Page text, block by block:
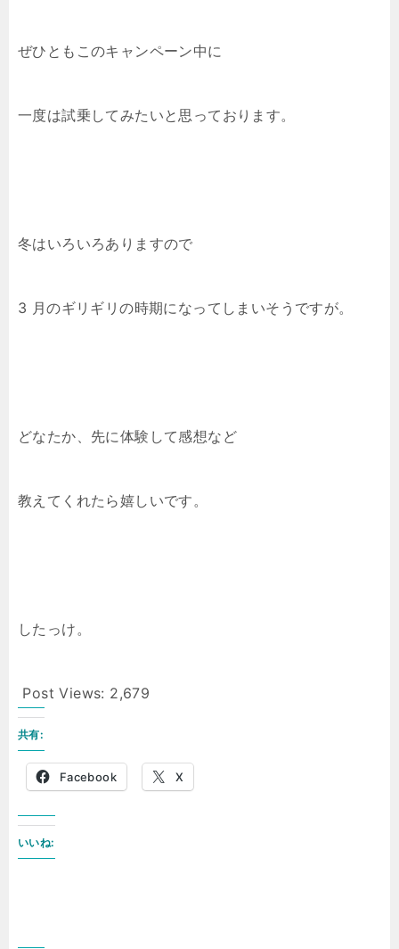
ぜひともこのキャンペーン中に
一度は試乗してみたいと思っております。
冬はいろいろありますので
3 月のギリギリの時期になってしまいそうですが。
どなたか、先に体験して感想など
教えてくれたら嬉しいです。
したっけ。
Post Views: 2,679
共有:
Facebook X
いいね: